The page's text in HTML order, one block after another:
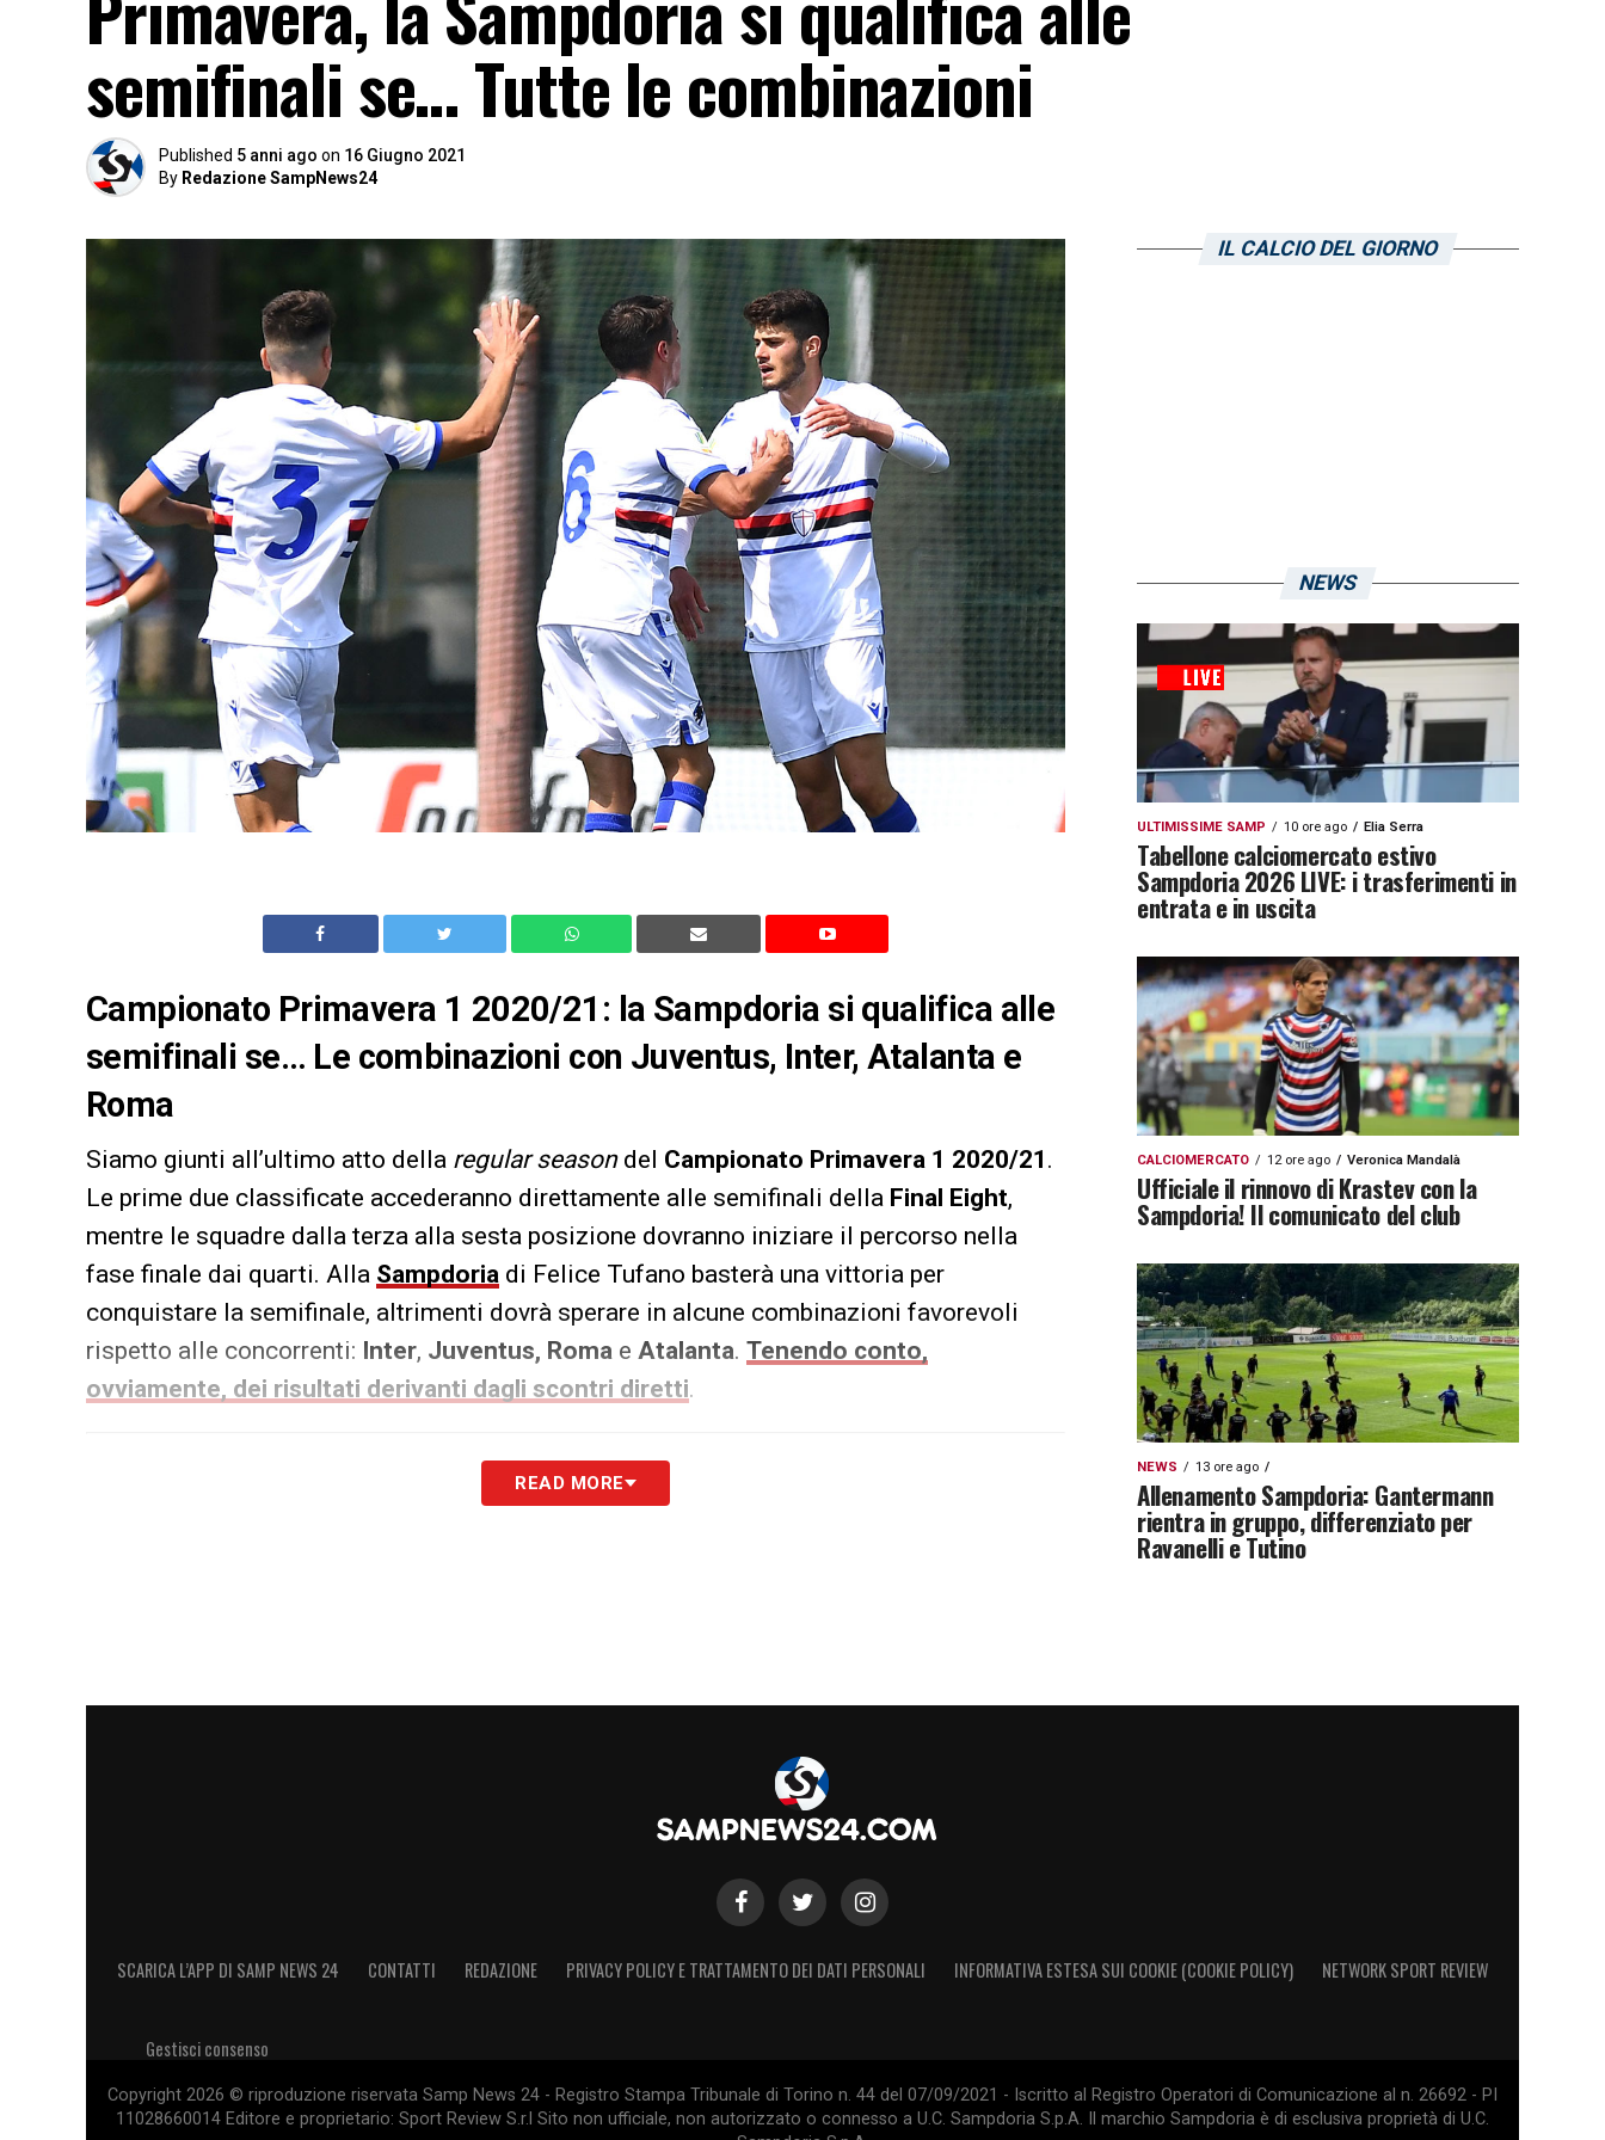
semifinali se… Tutte le combinazioni
Published 5 anni ago on 16 Giugno 2021
By Redazione SampNews24
Campionato Primavera 1 2020/21: la Sampdoria si qualifica alle
semifinali se… Le combinazioni con Juventus, Inter, Atalanta e
Roma
Siamo giunti all’ultimo atto della regular season del Campionato Primavera 1 2020/21 .
Le prime due classificate accederanno direttamente alle semifinali della Final Eight,
mentre le squadre dalla terza alla sesta posizione dovranno iniziare il percorso nella
fase finale dai quarti. Alla Sampdoria di Felice Tufano basterà una vittoria per
conquistare la semifinale, altrimenti dovrà sperare in alcune combinazioni favorevoli
rispetto alle concorrenti: Inter, Juventus, Roma e Atalanta. Tenendo conto,
ovviamente, dei risultati derivanti dagli scontri diretti.
Primavera 1 2020/21: la Sampdoria si qualifica alle semifinali se…
READ MORE
IL CALCIO DEL GIORNO
NEWS
ULTIMISSIME SAMP 10 ore ago Elia Serra
Tabellone calciomercato estivo
Sampdoria 2026 LIVE: i trasferimenti in
entrata e in uscita
CALCIOMERCATO 12 ore ago Veronica Mandalà
Ufficiale il rinnovo di Krastev con la
Sampdoria! Il comunicato del club
NEWS 13 ore ago
Allenamento Sampdoria: Gantermann
rientra in gruppo, differenziato per
Ravanelli e Tutino
SCARICA L’APP DI SAMP NEWS 24 CONTATTI REDAZIONE PRIVACY POLICY E TRATTAMENTO DEI DATI PERSONALI INFORMATIVA ESTESA SUI COOKIE (COOKIE POLICY) NETWORK SPORT REVIEW
Gestisci consenso
Copyright 2026 © riproduzione riservata Samp News 24 - Registro Stampa Tribunale di Torino n. 44 del 07/09/2021 - Iscritto al Registro Operatori di Comunicazione al n. 26692 - PI
11028660014 Editore e proprietario: Sport Review S.r.l Sito non ufficiale, non autorizzato o connesso a U.C. Sampdoria S.p.A. Il marchio Sampdoria è di esclusiva proprietà di U.C.